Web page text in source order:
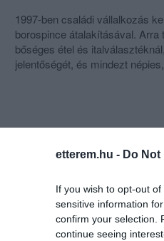
etterem.hu - Do
If you wish to opt-out
sensitive information
confirm your selection.
continue seeing
1997-ben családi vállalkozás
borospince átalakításával.
bőséges étel és
jelentőségét, és mindezt